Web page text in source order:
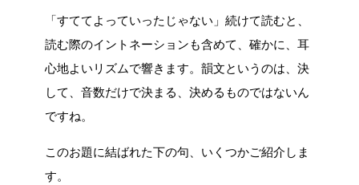
「すててよっていったじゃない」続けて読むと、
読む際のイントネーションも含めて、確かに、耳
心地よいリズムで響きます。韻文というのは、決
して、音数だけで決まる、決めるものではないん
ですね。
このお題に結ばれた下の句、いくつかご紹介しま
す。